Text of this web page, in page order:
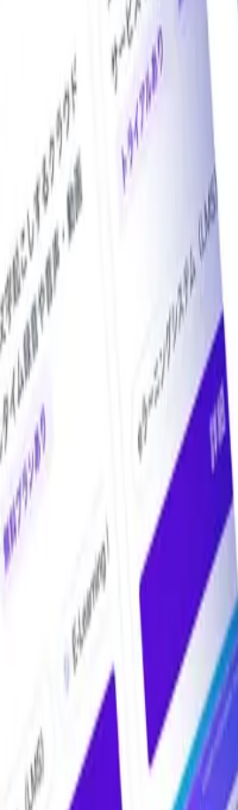
掲載希望の方